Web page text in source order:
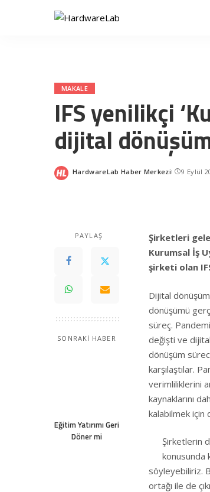
MAKALE
IFS yenilikçi
dijital
Posted
HardwareLab Haber Merkezi 9 Eylül
PAYLAŞ
SONRAKİ HABER
Eğitim Yatırımı Geri
Döner mi
Şirketleri
Kurumsal İş
şirketi olan
Dijital
dönüşümü
süreç.
değişti ve
dönüşüm
karşılaştılar.
verimliliklerini
kaynaklarını
kalabilmek için
Şirketlerin
konusunda
söyleyebiliriz.
ortağı ile de